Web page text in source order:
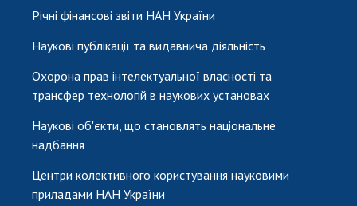
Річні фінансові звіти НАН України
Наукові публікації та видавнича діяльність
Охорона прав інтелектуальної власності та
трансфер технологій в наукових установах
Наукові об'єкти, що становлять національне
надбання
Центри колективного користування науковими
приладами НАН України